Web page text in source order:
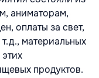
аниматорам,
оплаты за свет,
материальных
продуктов.